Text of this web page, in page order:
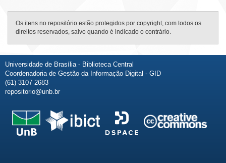
Os itens no repositório estão protegidos por copyright, com todos os
direitos reservados, salvo quando é indicado o contrário.
Universidade de Brasília - Biblioteca Central
Coordenadoria de Gestão da Informação Digital - GID
(61) 3107-2683
repositorio@unb.br